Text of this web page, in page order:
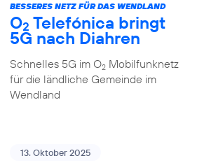
BESSERES NETZ FÜR DAS WENDLAND
O2 Telefónica bringt
5G nach Diahren
Schnelles 5G im O2Mobilfunknetz
für die ländliche Gemeinde im
Wendland
13. Oktober 2025